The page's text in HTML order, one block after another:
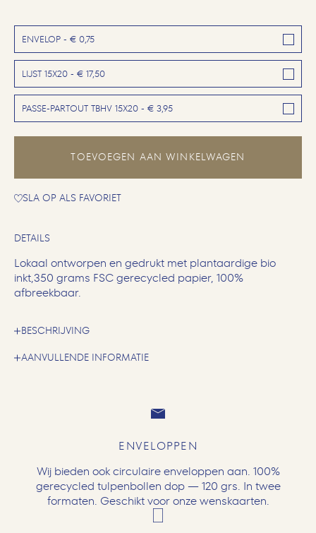
ENVELOP - € 0,75
LIJST 15X20 - € 17,50
PASSE-PARTOUT TBHV 15X20 - € 3,95
TOEVOEGEN AAN WINKELWAGEN
SLA OP ALS FAVORIET
DETAILS
Lokaal ontworpen en gedrukt met plantaardige bio
inkt,350 grams FSC gerecycled papier, 100%
afbreekbaar.
BESCHRIJVING
AANVULLENDE INFORMATIE
ENVELOPPEN
Wij bieden ook circulaire enveloppen aan. 100%
gerecycled tulpenbollen dop — 120 grs. In twee
formaten. Geschikt voor onze wenskaarten.